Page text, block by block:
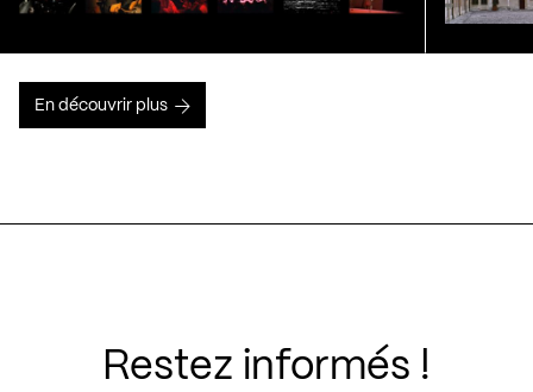
En découvrir plus
Restez informés !